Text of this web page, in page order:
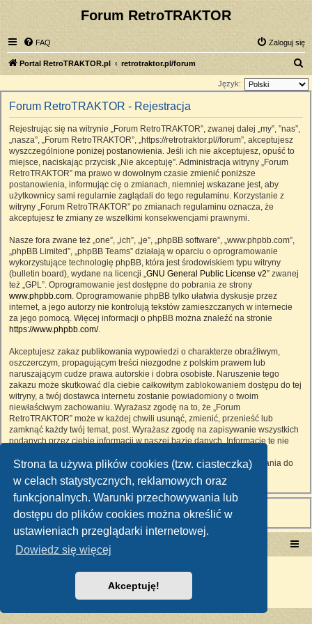
Strona ta używa plików cookies (tzw. ciasteczka)
w celach statystycznych, reklamowych oraz
funkcjonalnych. Warunki przechowywania lub
dostępu do plików cookies można określić w
ustawieniach przeglądarki internetowej.
Dowiedz się więcej
Akceptuję!
Forum RetroTRAKTOR
FAQ Zaloguj się
Portal RetroTRAKTOR.pl retrotraktor.pl/forum
z
Język:
Forum RetroTRAKTOR - Rejestracja
Rejestrując się na witrynie „Forum RetroTRAKTOR”, zwanej dalej „my”, ”nas”,
„nasza”, „Forum RetroTRAKTOR”, „https://retrotraktor.pl//forum”, akceptujesz
wyszczególnione poniżej postanowienia. Jeśli ich nie akceptujesz, opuść to
miejsce, naciskając przycisk „Nie akceptuję”. Administracja witryny „Forum
RetroTRAKTOR” ma prawo w dowolnym czasie zmienić poniższe
postanowienia, informując cię o zmianach, niemniej wskazane jest, aby
użytkownicy sami regularnie zaglądali do tego regulaminu. Korzystanie z
witryny „Forum RetroTRAKTOR” po zmianach regulaminu oznacza, że
akceptujesz te zmiany ze wszelkimi konsekwencjami prawnymi.
Nasze fora zwane też „one”, „ich”, „je”, „phpBB software”, „www.phpbb.com”,
„phpBB Limited”, „phpBB Teams” działają w oparciu o oprogramowanie
wykorzystujące technologię phpBB, która jest środowiskiem typu witryny
(bulletin board), wydane na licencji „GNU General Public License v2” zwanej
też „GPL”. Oprogramowanie jest dostępne do pobrania ze strony
www.phpbb.com. Oprogramowanie phpBB tylko ułatwia dyskusje przez
internet, a jego autorzy nie kontrolują tekstów zamieszczanych w internecie
za jego pomocą. Więcej informacji o phpBB można znaleźć na stronie
https://www.phpbb.com/.
Akceptujesz zakaz publikowania wypowiedzi o charakterze obraźliwym,
oszczerczym, propagującym treści niezgodne z polskim prawem lub
naruszającym cudze prawa autorskie i dobra osobiste. Naruszenie tego
zakazu może skutkować dla ciebie całkowitym zablokowaniem dostępu do tej
witryny, a twój dostawca internetu zostanie powiadomiony o twoim
niewłaściwym zachowaniu. Wyrażasz zgodę na to, że „Forum
RetroTRAKTOR” może w każdej chwili usunąć, zmienić, przenieść lub
zamknąć każdy twój temat, post. Wyrażasz zgodę na zapisywanie wszystkich
podanych przez ciebie informacji w naszej bazie danych. Informacje te nie
RetroTRAKTOR”, ani phpBB nie ponosi odpowiedzialności za włamania do
witryny, podczas których może dojść do kradzieży danych.
Portal RetroTRAKTOR.pl
Polski pakiet językowy dostarcza